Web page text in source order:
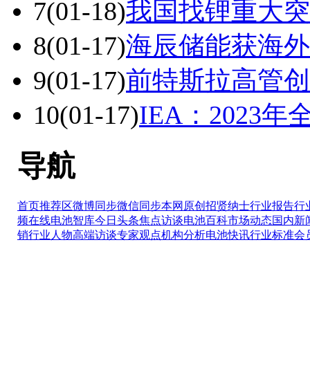
7(01-18)我国找锂重大
8(01-17)海辰储能获海
9(01-17)前特斯拉高管
10(01-17)IEA：2023年
导航
首页推荐区微博同步微信同步本网原创 招贤纳士行业报告行
频在线电池智库今日头条焦点访谈电池百科市场动态国内新
销行业人物高端访谈专家观点机构分析电池快讯行业标准会